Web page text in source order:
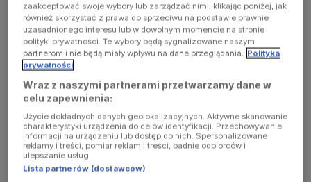
(see the
browser
console for
more
information)
zaakceptować swoje wybory lub zarządzać nimi, klikając poniżej, jak
również skorzystać z prawa do sprzeciwu na podstawie prawnie
uzasadnionego interesu lub w dowolnym momencie na stronie
polityki prywatności. Te wybory będą sygnalizowane naszym
partnerom i nie będą miały wpływu na dane przeglądania. Polityka
prywatności
Wraz z naszymi partnerami przetwarzamy dane w
celu zapewnienia:
Użycie dokładnych danych geolokalizacyjnych. Aktywne skanowanie
charakterystyki urządzenia do celów identyfikacji. Przechowywanie
informacji na urządzeniu lub dostęp do nich. Spersonalizowane
reklamy i treści, pomiar reklam i treści, badnie odbiorców i
ulepszanie usług.
Lista partnerów (dostawców)